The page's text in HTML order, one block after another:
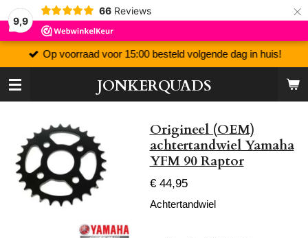
9,9
66 Reviews ×
JONKERQUADS
Op voorraad voor 15:00 besteld volgende dag in huis!
Origineel (OEM)
achtertandwiel Yamaha
YFM 90 Raptor
€ 44,95
Achtertandwiel